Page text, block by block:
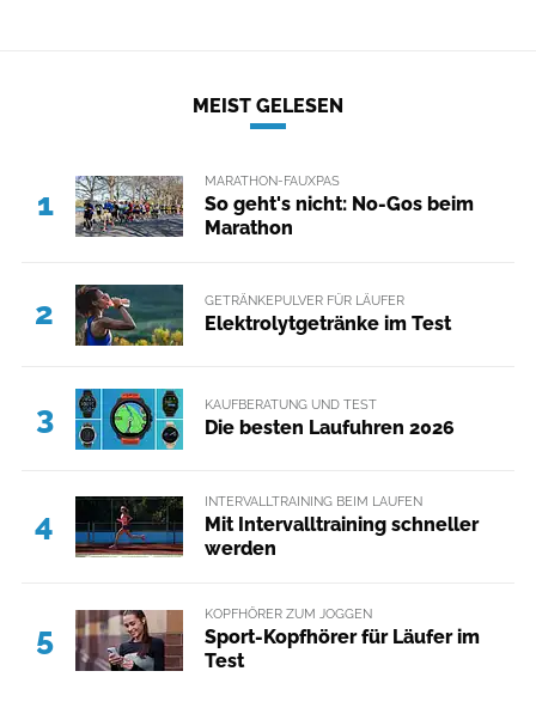
MEIST GELESEN
1
MARATHON-FAUXPAS
So geht's nicht: No-Gos beim
Marathon
2 GETRÄNKEPULVER FÜR LÄUFER
Elektrolytgetränke im Test
3 KAUFBERATUNG UND TEST
Die besten Laufuhren 2026
4
INTERVALLTRAINING BEIM LAUFEN
Mit Intervalltraining schneller
werden
5
KOPFHÖRER ZUM JOGGEN
Sport-Kopfhörer für Läufer im
Test